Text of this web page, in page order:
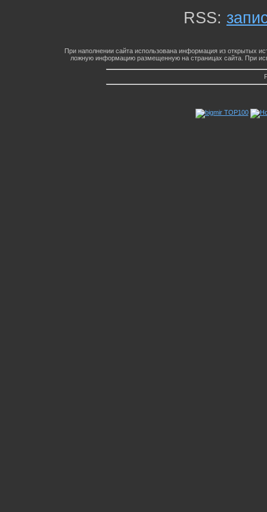
RSS:
При наполнении сайта использована информация из открытых
ложную информацию размещенную на страницах сайта. При